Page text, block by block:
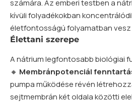
számára. Az emberi testben a
kívüli folyadékokban
életfontosságú folyamatban vesz
Élettani szerepe
A nátrium legfontosabb biológiai
🔸 Membránpotenciál
pumpa működése révén
sejtmembrán két oldala közötti